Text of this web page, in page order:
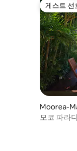
게스트 선
게스트 선
Moorea-
모코 파라